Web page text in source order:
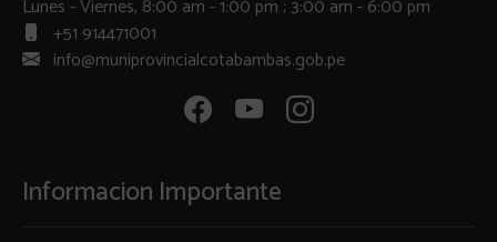
Lunes - Viernes, 8:00 am - 1:00 pm ; 3:00 am - 6:00 pm
+51 914471001
info@muniprovincialcotabambas.gob.pe
Informacion Importante